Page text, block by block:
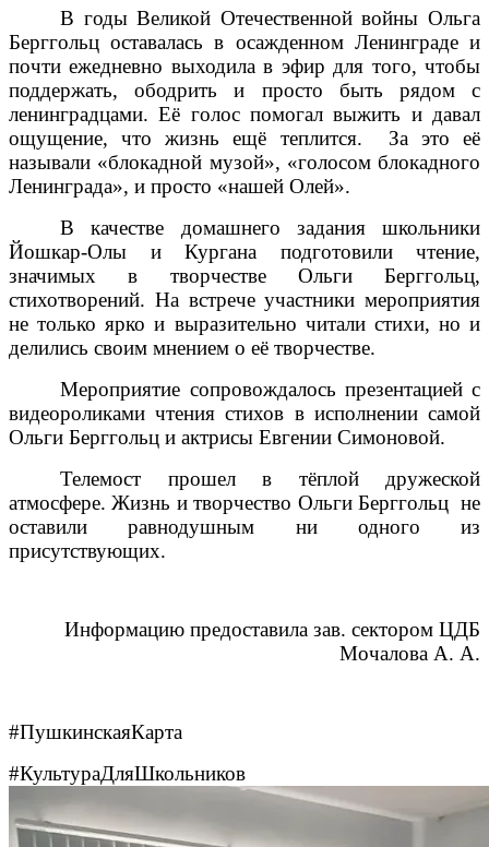
В годы Великой Отечественной войны Ольга
Берггольц оставалась в осажденном Ленинграде и
почти ежедневно выходила в эфир для того, чтобы
поддержать, ободрить и просто быть рядом с
ленинградцами. Её голос помогал выжить и давал
ощущение, что жизнь ещё теплится. За это её
называли «блокадной музой», «голосом блокадного
Ленинграда», и просто «нашей Олей».
В качестве домашнего задания школьники
Йошкар-Олы и Кургана подготовили чтение,
значимых в творчестве Ольги Берггольц,
стихотворений. На встрече участники мероприятия
не только ярко и выразительно читали стихи, но и
делились своим мнением о её творчестве.
Мероприятие сопровождалось презентацией с
видеороликами чтения стихов в исполнении самой
Ольги Берггольц и актрисы Евгении Симоновой.
Телемост прошел в тёплой дружеской
атмосфере. Жизнь и творчество Ольги Берггольц не
оставили равнодушным ни одного из
присутствующих.
Информацию предоставила зав. сектором ЦДБ
Мочалова А. А.
#ПушкинскаяКарта
#КультураДляШкольников